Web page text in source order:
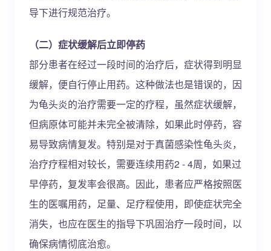
导下进行规范治疗。
（二）症状缓解后立即停药
部分患者在经过一段时间的治疗后，症状得到明显
缓解，便自行停止用药。这种做法也是错误的，因
为龟头炎的治疗需要一定的疗程，虽然症状缓解，
但病原体可能并未完全被清除，如果此时停药，容
易导致病情复发。特别是对于真菌感染性龟头炎，
治疗疗程相对较长，需要连续用药2 - 4周，如果过
早停药，复发率会很高。因此，患者应严格按照医
生的医嘱用药，足量、足疗程使用，即使症状完全
消失，也应在医生的指导下巩固治疗一段时间，以
确保病情彻底治愈。